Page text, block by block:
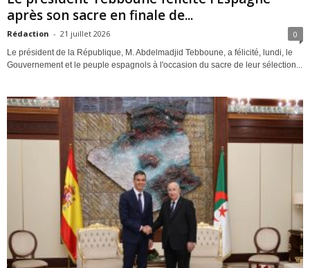
après son sacre en finale de...
Rédaction - 21 juillet 2026 0
Le président de la République, M. Abdelmadjid Tebboune, a félicité, lundi, le
Gouvernement et le peuple espagnols à l'occasion du sacre de leur sélection...